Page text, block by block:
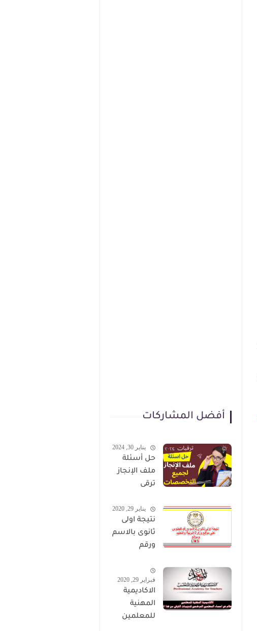
أفضل المشاركات
يناير 30, 2024
حل أسئلة
ملف الإنجاز
ترقى
2024 صالح
لجميع
التخصصات
يناير 29, 2020
نتيجة اولى
ثانوى بالاسم
ورقم
موقع وزارة
التربية
والتعليم
وموقع LMS
فبراير 29, 2020
الاكاديمية
المهنية
للمعلمين